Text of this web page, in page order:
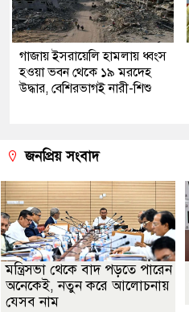
গাজায় ইসরায়েলি হামলায় ধ্বংস
হওয়া ভবন থেকে ১৯ মরদেহ
উদ্ধার, বেশিরভাগই নারী-শিশু
জনপ্রিয় সংবাদ
মন্ত্রিসভা থেকে বাদ পড়তে পারেন
অনেকেই, নতুন করে আলোচনায়
যেসব নাম